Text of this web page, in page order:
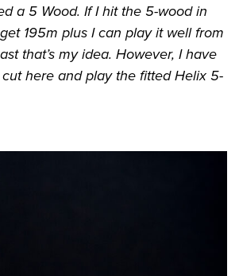
a 5 Wood. If I hit the 5-wood in
195m plus I can play it well from
that’s my idea. However, I have
here and play the fitted Helix 5-